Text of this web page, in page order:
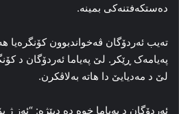
ده‌ستکه‌فتنه‌کی بمینه‌.
تەیب ئه‌ردۆگان ڤه‌خواندبوون کۆنگره‌یا
په‌یامه‌ک ڕێکر. لێ په‌یاما ئه‌ردۆگان د
لێ د مه‌دیایێ دا‌ هاته‌ به‌لاڤکرن.
ئه‌ردۆگان د په‌یاما خوه‌ ده‌ دبێژه‌: “ئه‌ز ژ